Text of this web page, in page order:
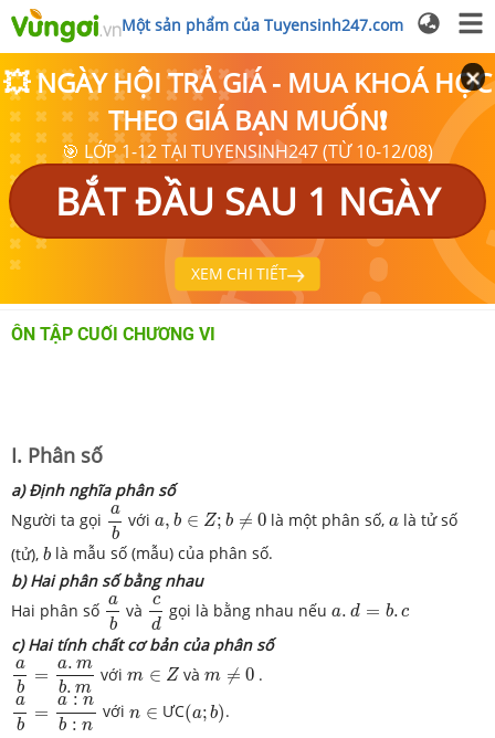
Một sản phẩm của Tuyensinh247.com
💥 NGÀY HỘI TRẢ GIÁ - MUA KHOÁ HỌC
THEO GIÁ BẠN MUỐN❗
🎯 LỚP 1-12 TẠI TUYENSINH247 (TỪ 10-12/08)
BẮT ĐẦU SAU 1 NGÀY
XEM CHI TIẾT
ÔN TẬP CUỐI CHƯƠNG VI
I. Phân số
a) Định nghĩa phân số
Người ta gọi
a
b
ab
vớia, b ∈ Z; b ≠ 0
a b∈Z;b ≠ 0 là một phân số,a
a là tử số
(tử), b
b là mẫu số (mẫu) của phân số.
b) Hai phân số bằng nhau
Hai phân số
a
b
ab
và
c
d
cd
gọi là bằng nhau nếua. d = b. c
a d= c
c) Hai tính chất cơ bản của phân số
a
b
=
a. m
b. m
ab=a .mb.m
vớim ∈ Z
m ∈ Z vàm ≠ 0
m 0 .
a
b
=
a : n
b : n
ab :nb:n
với n ∈
n ∈ ƯC(a; b)
(a b) .